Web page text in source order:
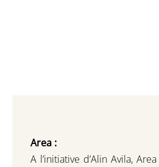
Area :
A l’initiative d’Alin Avila,